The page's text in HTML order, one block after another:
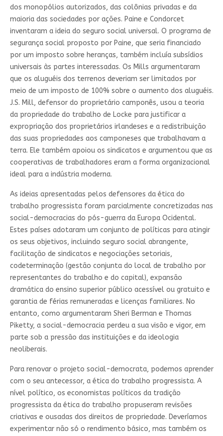
dos monopólios autorizados, das colônias privadas e da
maioria das sociedades por ações. Paine e Condorcet
inventaram a ideia do seguro social universal. O programa de
segurança social proposto por Paine, que seria financiado
por um imposto sobre heranças, também incluía subsídios
universais às partes interessadas. Os Mills argumentaram
que os aluguéis dos terrenos deveriam ser limitados por
meio de um imposto de 100% sobre o aumento dos aluguéis.
J.S. Mill, defensor do proprietário camponês, usou a teoria
da propriedade do trabalho de Locke para justificar a
expropriação dos proprietários irlandeses e a redistribuição
das suas propriedades aos camponeses que trabalhavam a
terra. Ele também apoiou os sindicatos e argumentou que as
cooperativas de trabalhadores eram a forma organizacional
ideal para a indústria moderna.
As ideias apresentadas pelos defensores da ética do
trabalho progressista foram parcialmente concretizadas nas
social-democracias do pós-guerra da Europa Ocidental.
Estes países adotaram um conjunto de políticas para atingir
os seus objetivos, incluindo seguro social abrangente,
facilitação de sindicatos e negociações setoriais,
codeterminação (gestão conjunta do local de trabalho por
representantes do trabalho e do capital), expansão
dramática do ensino superior público acessível ou gratuito e
garantia de férias remuneradas e licenças familiares. No
entanto, como argumentaram Sheri Berman e Thomas
Piketty, a social-democracia perdeu a sua visão e vigor, em
parte sob a pressão das instituições e da ideologia
neoliberais.
Para renovar o projeto social-democrata, podemos aprender
com o seu antecessor, a ética do trabalho progressista. A
nível político, os economistas políticos da tradição
progressista da ética do trabalho propuseram revisões
criativas e ousadas dos direitos de propriedade. Deveríamos
experimentar não só o rendimento básico, mas também os